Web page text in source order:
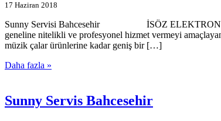
17 Haziran 2018
Sunny Servisi Bahcesehir İSÖZ ELEKTRONİK
geneline nitelikli ve profesyonel hizmet vermeyi
müzik çalar ürünlerine kadar geniş bir […]
Daha fazla »
Sunny Servis Bahcesehir